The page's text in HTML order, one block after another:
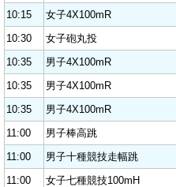
10:15
女子4X100mR
10:30
女子砲丸投
10:35
男子4X100mR
10:35
男子4X100mR
10:35
男子4X100mR
11:00
男子棒高跳
11:00
男子十種競技走幅跳
11:00
女子七種競技100mH